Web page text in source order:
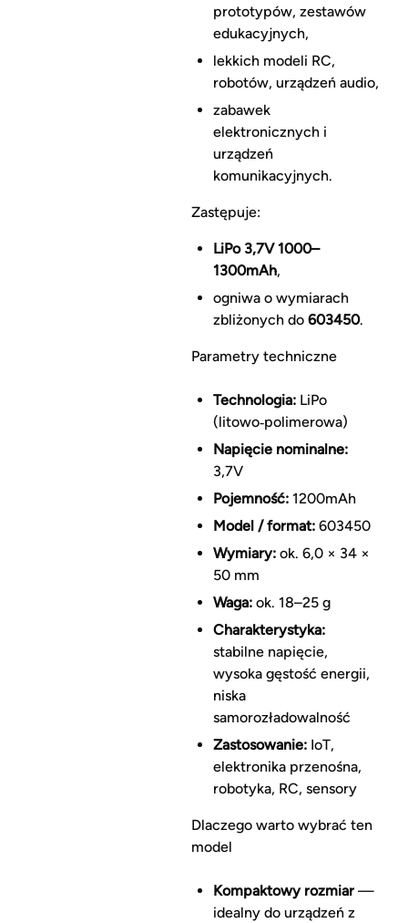
prototypów, zestawów
edukacyjnych,
lekkich modeli RC,
robotów, urządzeń audio,
zabawek
elektronicznych i
urządzeń
komunikacyjnych.
Zastępuje:
LiPo 3,7V 1000–
1300mAh,
ogniwa o wymiarach
zbliżonych do 603450.
Parametry techniczne
Technologia:LiPo
(litowo‑polimerowa)
Napięcie nominalne:
3,7V
Pojemność:1200mAh
Model / format:603450
Wymiary:ok. 6,0 × 34 ×
50 mm
Waga:ok. 18–25 g
Charakterystyka:
stabilne napięcie,
wysoka gęstość energii,
niska
samorozładowalność
Zastosowanie:IoT,
elektronika przenośna,
robotyka, RC, sensory
Dlaczego warto wybrać ten
model
Kompaktowy rozmiar—
idealny do urządzeń z